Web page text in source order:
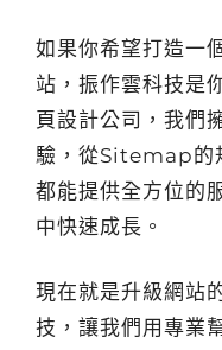
如果你希望打造一
站，振作雲科技是
頁設計公司，我們
驗，從Sitemap的
都能提供全方位的
中快速成長。
現在就是升級網站
技，讓我們用專業